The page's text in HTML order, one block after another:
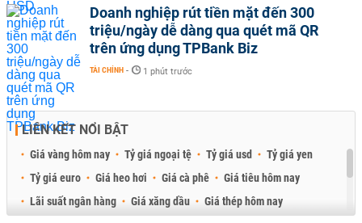
Doanh nghiệp rút tiền mặt đến 300
triệu/ngày dễ dàng qua quét mã QR
trên ứng dụng TPBank Biz
TÀI CHÍNH - 1 phút trước
LIÊN KẾT NỔI BẬT
Giá vàng hôm nay Tỷ giá ngoại tệ Tỷ giá usd
Tỷ giá yen
Tỷ giá euro
Giá heo hơi Giá cà phê
Giá tiêu hôm nay
Lãi suất ngân hàng
Giá xăng dầu
Giá thép hôm nay